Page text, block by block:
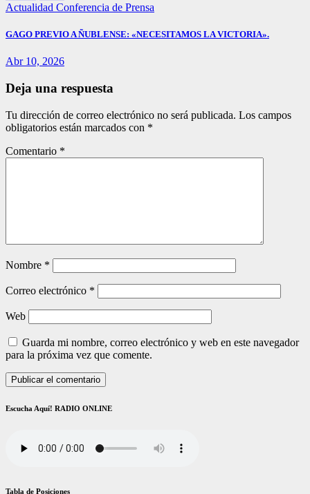
Actualidad Conferencia de Prensa
GAGO PREVIO A ÑUBLENSE: «NECESITAMOS LA VICTORIA».
Abr 10, 2026
Deja una respuesta
Tu dirección de correo electrónico no será publicada. Los campos
obligatorios están marcados con *
Comentario *
Nombre *
Correo electrónico *
Web
Guarda mi nombre, correo electrónico y web en este navegador
para la próxima vez que comente.
Escucha Aquí! RADIO ONLINE
Tabla de Posiciones